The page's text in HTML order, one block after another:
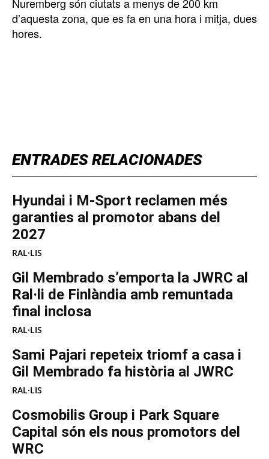
ENTRADES RELACIONADES
Hyundai i M-Sport reclamen més
garanties al promotor abans del
2027
RAL·LIS
Gil Membrado s’emporta la JWRC al
Ral·li de Finlàndia amb remuntada
final inclosa
RAL·LIS
Sami Pajari repeteix triomf a casa i
Gil Membrado fa història al JWRC
RAL·LIS
Cosmobilis Group i Park Square
Capital són els nous promotors del
WRC
d’aquesta zona, que es fa en una hora i mitja, dues
hores.